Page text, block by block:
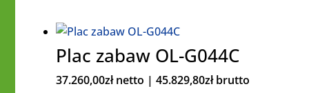
Plac zabaw OL-G044C
37.260,00zł netto | 45.829,80złbrutto